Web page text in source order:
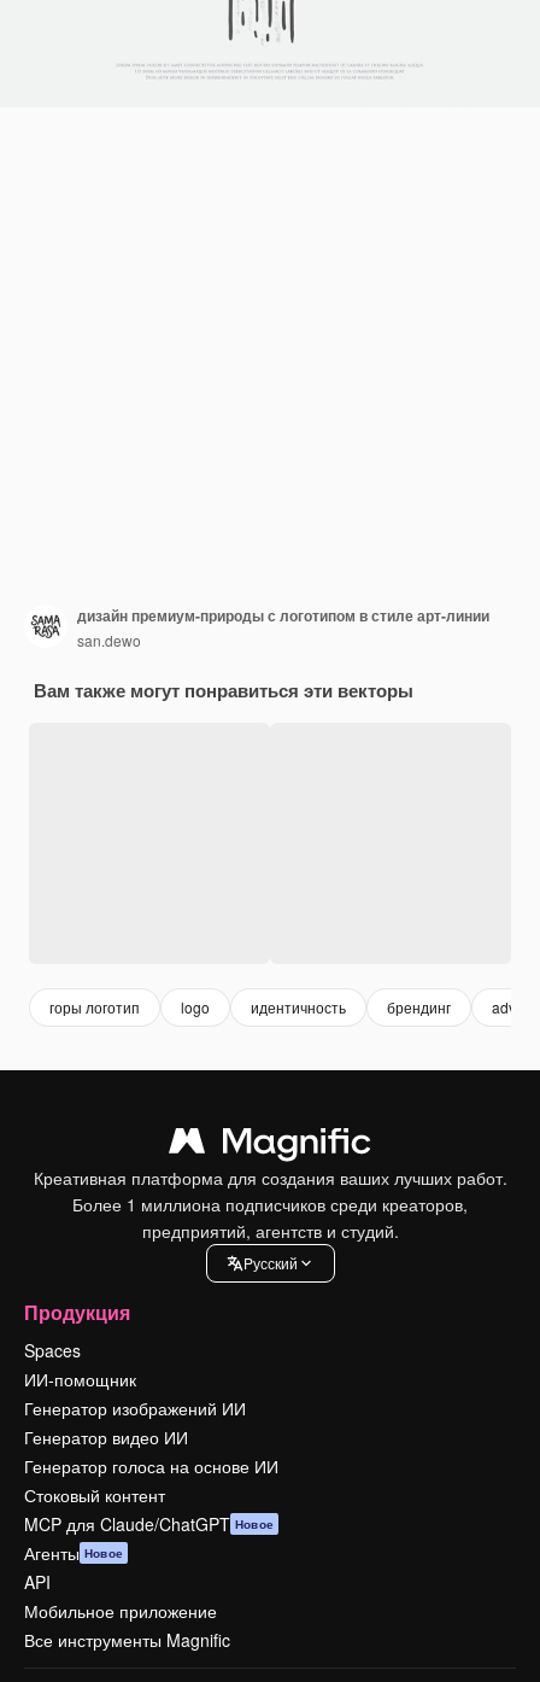
дизайн премиум-природы с логотипом в стиле арт-линии
san.dewo
Вам также могут понравиться эти векторы
горы логотип logo идентичность брендинг
Креативная платформа для создания ваших лучших работ.
Более 1 миллиона подписчиков среди креаторов,
предприятий, агентств и студий.
Pусский
Продукция
Spaces
ИИ-помощник
Генератор изображений ИИ
Генератор видео ИИ
Генератор голоса на основе ИИ
Стоковый контент
MCP для Claude/ChatGPT Новое
Агенты Новое
API
Мобильное приложение
Все инструменты Magnific